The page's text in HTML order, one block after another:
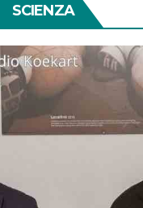
SCIENZA